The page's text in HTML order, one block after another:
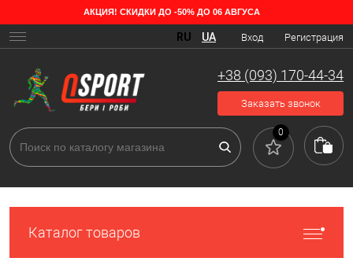
АКЦИЯ! СКИДКИ ДО -50% ДО 06 АВГУСА
Вход Регистрация
RU UA
+38 (093) 170-44-34
Заказать звонок
0
Каталог товаров